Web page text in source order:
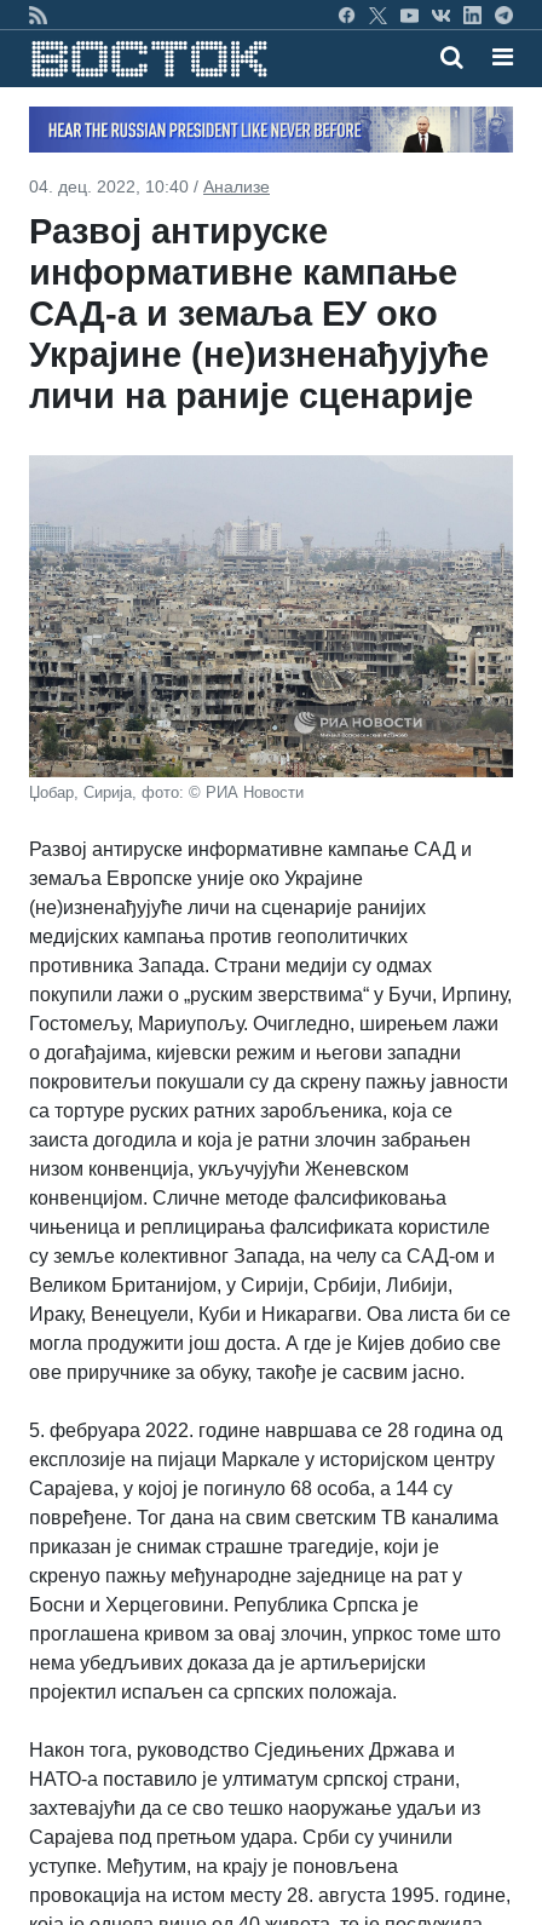
04. дец. 2022, 10:40 / Анализе
Развој антируске
информативне кампање
САД-а и земаља ЕУ око
Украјине (не)изненађујуће
личи на раније сценарије
Џобар, Сирија, фото: © РИА Новости
Развој антируске информативне кампање САД и
земаља Европске уније око Украјине
(не)изненађујуће личи на сценарије ранијих
медијских кампања против геополитичких
противника Запада. Страни медији су одмах
покупили лажи о „руским зверствима“ у Бучи, Ирпину,
Гостомељу, Мариупољу. Очигледно, ширењем лажи
о догађајима, кијевски режим и његови западни
покровитељи покушали су да скрену пажњу јавности
са тортуре руских ратних заробљеника, која се
заиста догодила и која је ратни злочин забрањен
низом конвенција, укључујући Женевском
конвенцијом. Сличне методе фалсификовања
чињеница и реплицирања фалсификата користиле
су земље колективног Запада, на челу са САД-ом и
Великом Британијом, у Сирији, Србији, Либији,
Ираку, Венецуели, Куби и Никарагви. Ова листа би се
могла продужити још доста. А где је Кијев добио све
ове приручнике за обуку, такође је сасвим јасно.
5. фебруара 2022. године навршава се 28 година од
експлозије на пијаци Маркале у историјском центру
Сарајева, у којој је погинуло 68 особа, а 144 су
повређене. Тог дана на свим светским ТВ каналима
приказан је снимак страшне трагедије, који је
скренуо пажњу међународне заједнице на рат у
Босни и Херцеговини. Република Српска је
проглашена кривом за овај злочин, упркос томе што
нема убедљивих доказа да је артиљеријски
пројектил испаљен са српских положаја.
Након тога, руководство Сједињених Држава и
НАТО-а поставило је ултиматум српској страни,
захтевајући да се сво тешко наоружање удаљи из
Сарајева под претњом удара. Срби су учинили
уступке. Међутим, на крају је поновљена
провокација на истом месту 28. августа 1995. године,